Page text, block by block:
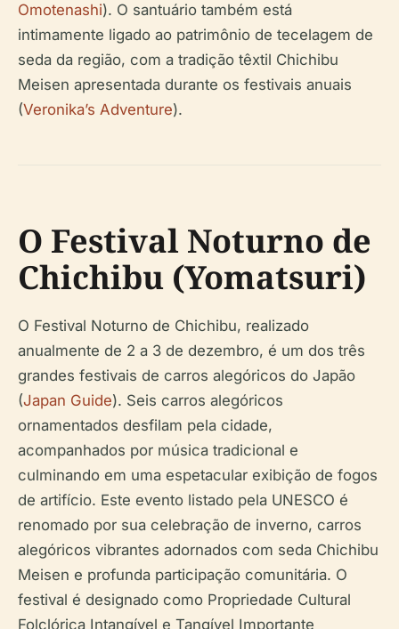
Omotenashi). O santuário também está
intimamente ligado ao patrimônio de tecelagem de
seda da região, com a tradição têxtil Chichibu
Meisen apresentada durante os festivais anuais
(Veronika’s Adventure).
O Festival Noturno de
Chichibu (Yomatsuri)
O Festival Noturno de Chichibu, realizado
anualmente de 2 a 3 de dezembro, é um dos três
grandes festivais de carros alegóricos do Japão
(Japan Guide). Seis carros alegóricos
ornamentados desfilam pela cidade,
acompanhados por música tradicional e
culminando em uma espetacular exibição de fogos
de artifício. Este evento listado pela UNESCO é
renomado por sua celebração de inverno, carros
alegóricos vibrantes adornados com seda Chichibu
Meisen e profunda participação comunitária. O
festival é designado como Propriedade Cultural
Folclórica Intangível e Tangível Importante